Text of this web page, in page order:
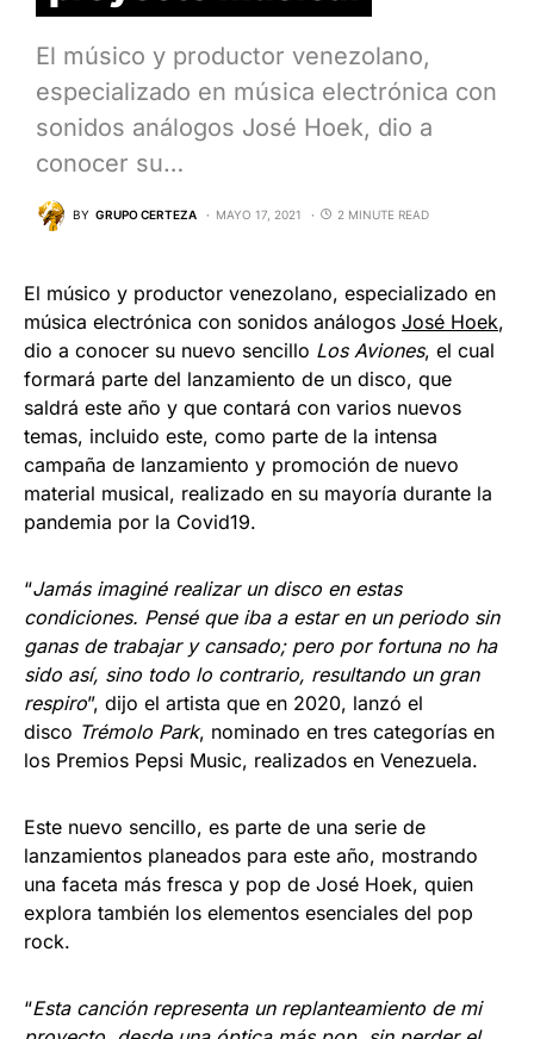
El músico y productor venezolano,
especializado en música electrónica con
sonidos análogos José Hoek, dio a
conocer su…
BY GRUPO CERTEZA MAYO 17, 2021 2 MINUTE READ
El músico y productor venezolano, especializado en
música electrónica con sonidos análogos José Hoek,
dio a conocer su nuevo sencillo Los Aviones, el cual
formará parte del lanzamiento de un disco, que
saldrá este año y que contará con varios nuevos
temas, incluido este, como parte de la intensa
campaña de lanzamiento y promoción de nuevo
material musical, realizado en su mayoría durante la
pandemia por la Covid19.
“Jamás imaginé realizar un disco en estas
condiciones. Pensé que iba a estar en un periodo sin
ganas de trabajar y cansado; pero por fortuna no ha
sido así, sino todo lo contrario, resultando un gran
respiro”, dijo el artista que en 2020, lanzó el
disco Trémolo Park, nominado en tres categorías en
los Premios Pepsi Music, realizados en Venezuela.
Este nuevo sencillo, es parte de una serie de
lanzamientos planeados para este año, mostrando
una faceta más fresca y pop de José Hoek, quien
explora también los elementos esenciales del pop
rock.
“Esta canción representa un replanteamiento de mi